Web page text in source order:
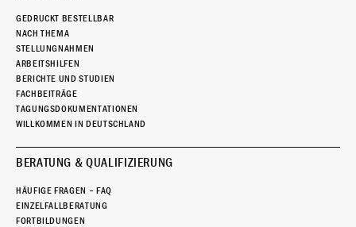
GEDRUCKT BESTELLBAR
NACH THEMA
STELLUNGNAHMEN
ARBEITSHILFEN
BERICHTE UND STUDIEN
FACHBEITRÄGE
TAGUNGSDOKUMENTATIONEN
WILLKOMMEN IN DEUTSCHLAND
BERATUNG & QUALIFIZIERUNG
HÄUFIGE FRAGEN – FAQ
EINZELFALLBERATUNG
FORTBILDUNGEN